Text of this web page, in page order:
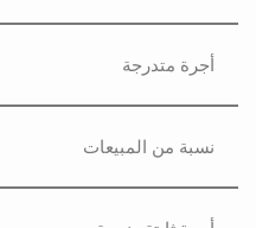
أجرة متدرجة
نسبة من المبيعات